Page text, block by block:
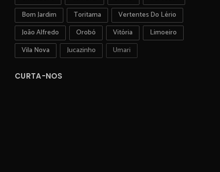
Bom Jardim
Toritama
Vertentes Do Lério
João Alfredo
Orobó Vitória
Limoeiro
Vila Nova
Jucazinho Umari
CURTA-NOS